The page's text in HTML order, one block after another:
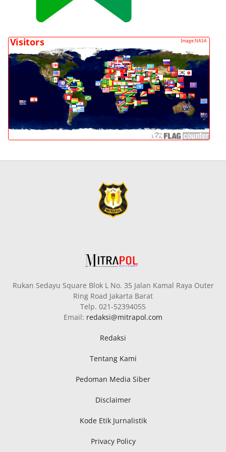
Rukan Sedayu Square Blok L No. 35 Jalan Kamal Raya Outer
Ring Road Jakarta Barat
Telp. 021-52394055
Email: redaksi@mitrapol.com
Redaksi
Tentang Kami
Pedoman Media Siber
Disclaimer
Kode Etik Jurnalistik
Privacy Policy